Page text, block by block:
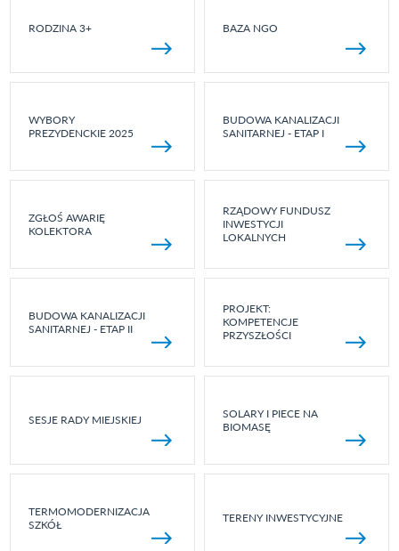
RODZINA 3+ BAZA NGO
WYBORY
PREZYDENCKIE 2025
BUDOWA KANALIZACJI
SANITARNEJ - ETAP I
ZGŁOŚ AWARIĘ
KOLEKTORA
RZĄDOWY FUNDUSZ
INWESTYCJI
LOKALNYCH
BUDOWA KANALIZACJI
SANITARNEJ - ETAP II
PROJEKT:
KOMPETENCJE
PRZYSZŁOŚCI
SESJE RADY MIEJSKIEJ
SOLARY I PIECE NA
BIOMASĘ
TERMOMODERNIZACJA
SZKÓŁ
TERENY INWESTYCYJNE